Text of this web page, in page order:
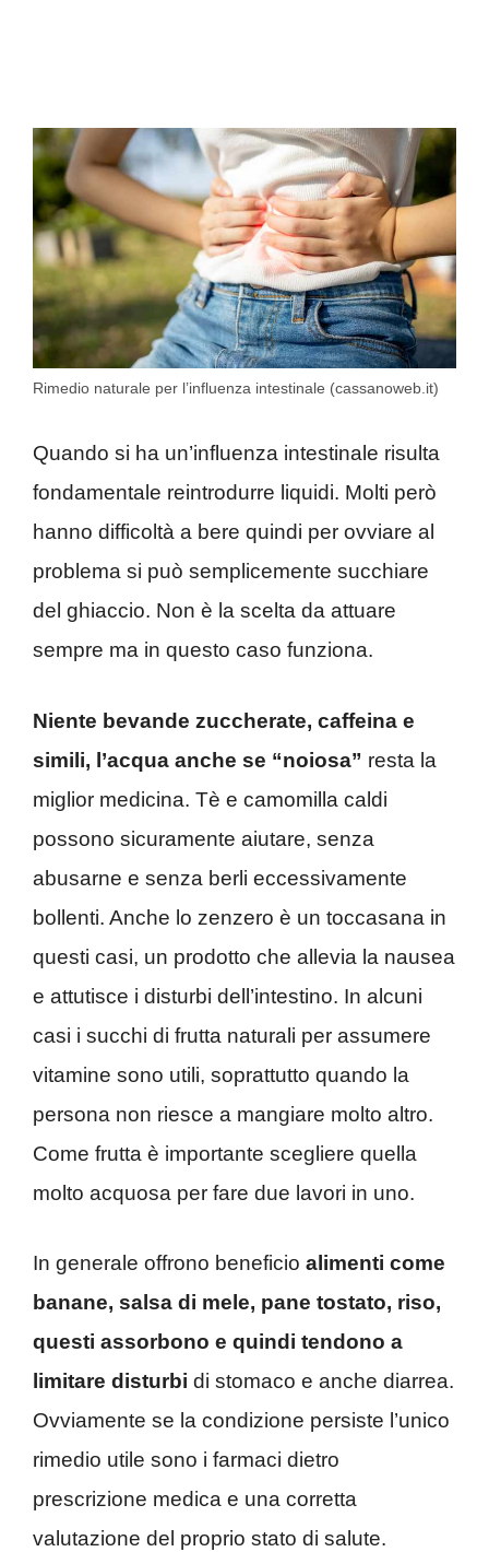
Rimedio naturale per l’influenza intestinale (cassanoweb.it)
Quando si ha un’influenza intestinale risulta
fondamentale reintrodurre liquidi. Molti però
hanno difficoltà a bere quindi per ovviare al
problema si può semplicemente succhiare
del ghiaccio. Non è la scelta da attuare
sempre ma in questo caso funziona.
Niente bevande zuccherate, caffeina e
simili, l’acqua anche se “noiosa” resta la
miglior medicina. Tè e camomilla caldi
possono sicuramente aiutare, senza
abusarne e senza berli eccessivamente
bollenti. Anche lo zenzero è un toccasana in
questi casi, un prodotto che allevia la nausea
e attutisce i disturbi dell’intestino. In alcuni
casi i succhi di frutta naturali per assumere
vitamine sono utili, soprattutto quando la
persona non riesce a mangiare molto altro.
Come frutta è importante scegliere quella
molto acquosa per fare due lavori in uno.
In generale offrono beneficio alimenti come
banane, salsa di mele, pane tostato, riso,
questi assorbono e quindi tendono a
limitare disturbi di stomaco e anche diarrea.
Ovviamente se la condizione persiste l’unico
rimedio utile sono i farmaci dietro
prescrizione medica e una corretta
valutazione del proprio stato di salute.